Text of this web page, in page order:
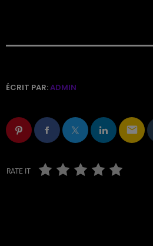
ÉCRIT PAR:ADMIN
email
RATE IT